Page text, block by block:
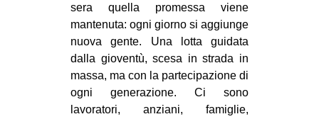
sera quella promessa viene
mantenuta: ogni giorno si aggiunge
nuova gente. Una lotta guidata
dalla gioventù, scesa in strada in
massa, ma con la partecipazione di
ogni generazione. Ci sono
lavoratori, anziani, famiglie,